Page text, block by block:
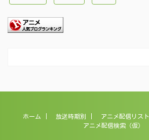
ホーム 放送時期別 アニメ配信リスト
アニメ配信検索（仮）